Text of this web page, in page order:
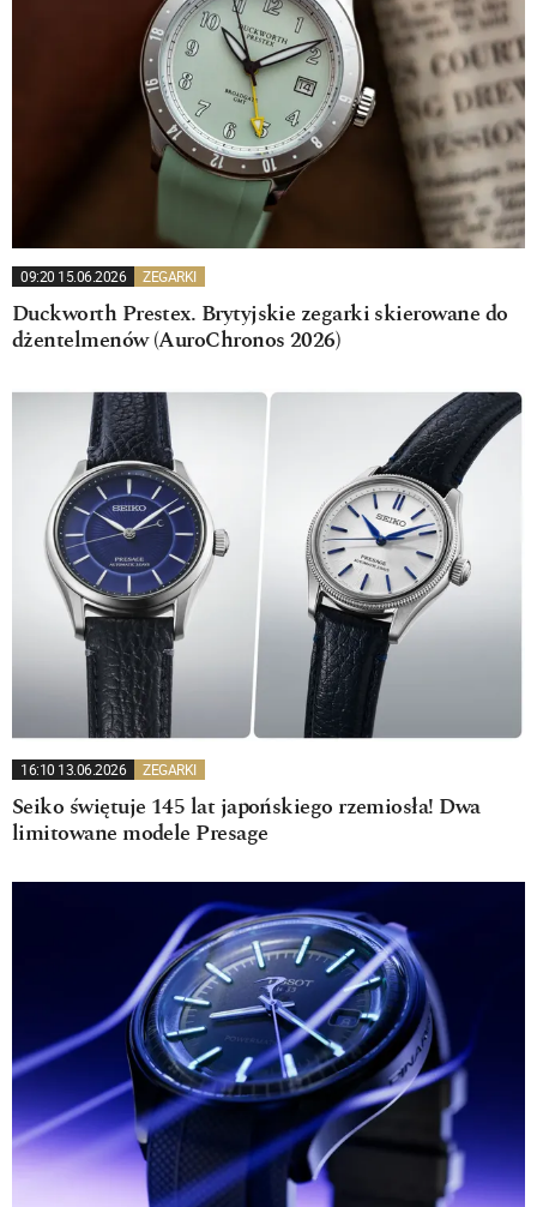
09:20 15.06.2026 ZEGARKI
Duckworth Prestex. Brytyjskie zegarki skierowane do
dżentelmenów (AuroChronos 2026)
16:10 13.06.2026 ZEGARKI
Seiko świętuje 145 lat japońskiego rzemiosła! Dwa
limitowane modele Presage